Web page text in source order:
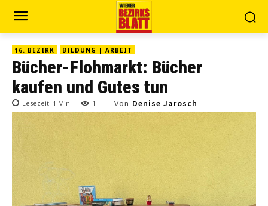
16. BEZIRK BILDUNG | ARBEIT
Bücher-Flohmarkt: Bücher
kaufen und Gutes tun
Lesezeit: 1 Min. 1 Von Denise Jarosch